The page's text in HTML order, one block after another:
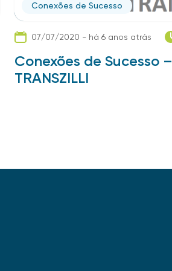
Conexões de Sucesso
07/07/2020 - há 6 anos atrás
Conexões de Sucesso –
TRANSZILLI